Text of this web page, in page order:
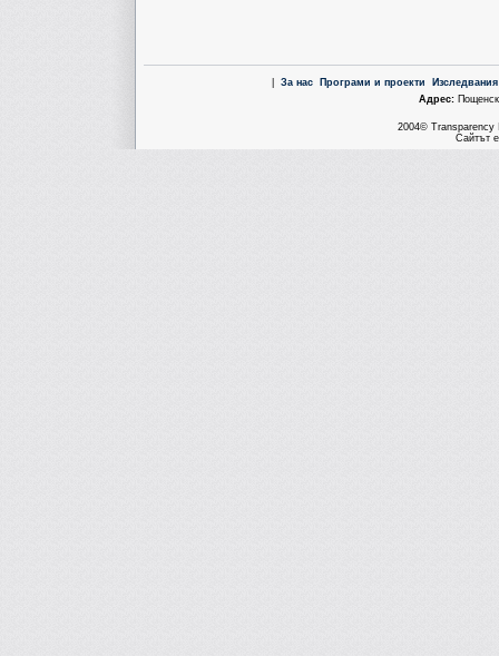
За нас Програми и проекти
Aдрес:
2004© Transparency
Сайтът